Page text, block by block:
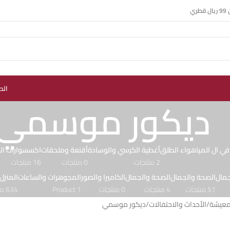
ديكور
ال المياهواء الطلقأغطية الكرسي والوسادة
2 منتجات
أقنعة وملحقات
0 منتجات
اكسسوارات
16 منتجات
الصحة والجمال
51 منتجات
الصحة والجمال
4 منتجات
الكاميرا والصور
0 منتجات
المجوهرات والساعات
1 Product
634 منتجات
الأحداث والاحتفالات ديكور موسمي